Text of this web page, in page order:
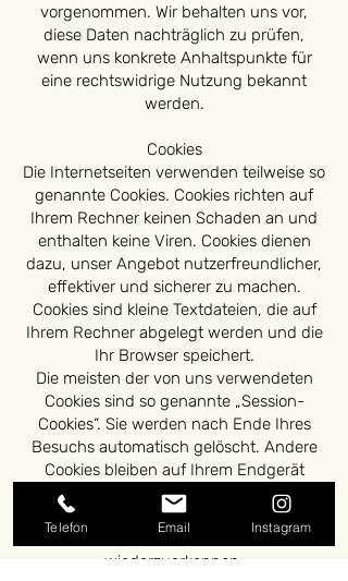
vorgenommen. Wir behalten uns vor,
diese Daten nachträglich zu prüfen,
wenn uns konkrete Anhaltspunkte für
eine rechtswidrige Nutzung bekannt
werden.
Cookies
Die Internetseiten verwenden teilweise so
genannte Cookies. Cookies richten auf
Ihrem Rechner keinen Schaden an und
enthalten keine Viren. Cookies dienen
dazu, unser Angebot nutzerfreundlicher,
effektiver und sicherer zu machen.
Cookies sind kleine Textdateien, die auf
Ihrem Rechner abgelegt werden und die
Ihr Browser speichert.
Die meisten der von uns verwendeten
Cookies sind so genannte „Session-
Cookies“. Sie werden nach Ende Ihres
Besuchs automatisch gelöscht. Andere
Cookies bleiben auf Ihrem Endgerät
gespeichert, bis Sie diese löschen. Diese
Cookies ermöglichen es uns, Ihren
Browser beim nächsten Besuch
wiederzuerkennen.
Telefon Email Instagram